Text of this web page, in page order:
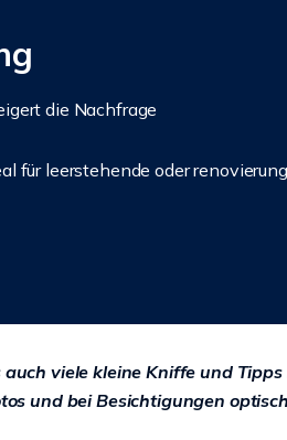
die Nachfrage
für leerstehende oder
viele kleine Kniffe und
und bei Besichtigungen